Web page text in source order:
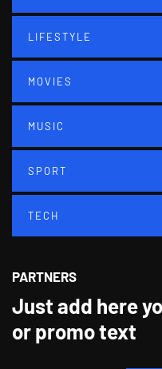
LIFESTYLE
MOVIES
MUSIC
SPORT
TECH
PARTNERS
Just add here
or promo text